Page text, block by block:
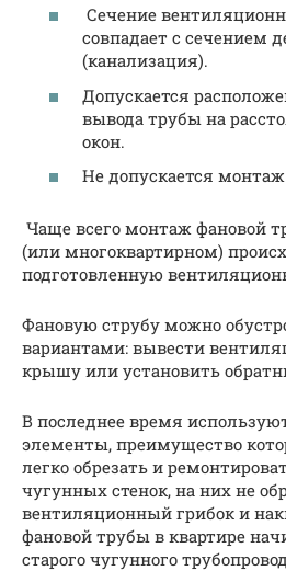
Сечение
совпадает с сечением
(канализация).
Допускается
вывода трубы на
окон.
Не допускается
Чаще всего монтаж фановой
(или многоквартирном)
подготовленную
Фановую струбу можно
вариантами: вывести
крышу или установить
В последнее время
элементы, преимущество
легко обрезать и
чугунных стенок, на них не
вентиляционный грибок и
фановой трубы в квартире
старого чугунного